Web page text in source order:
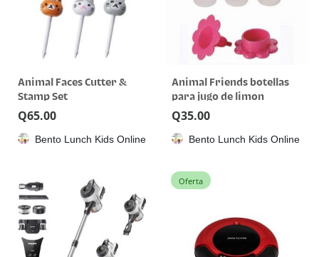
Animal Faces Cutter &
Stamp Set
Q65.00
Bento Lunch Kids Online
Animal Friends botellas
para jugo de limon
Q35.00
Bento Lunch Kids Online
Oferta